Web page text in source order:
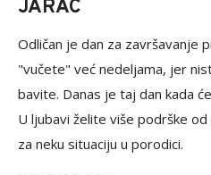
JARAC
Odličan je dan za završavanje
"vučete" već nedeljama, jer
bavite. Danas je taj dan kada
U ljubavi želite više podrške
za neku situaciju u porodici.